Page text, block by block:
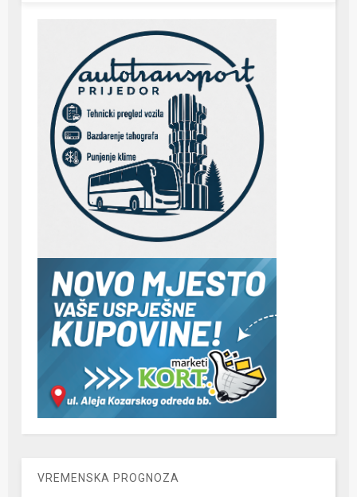
VREMENSKA PROGNOZA